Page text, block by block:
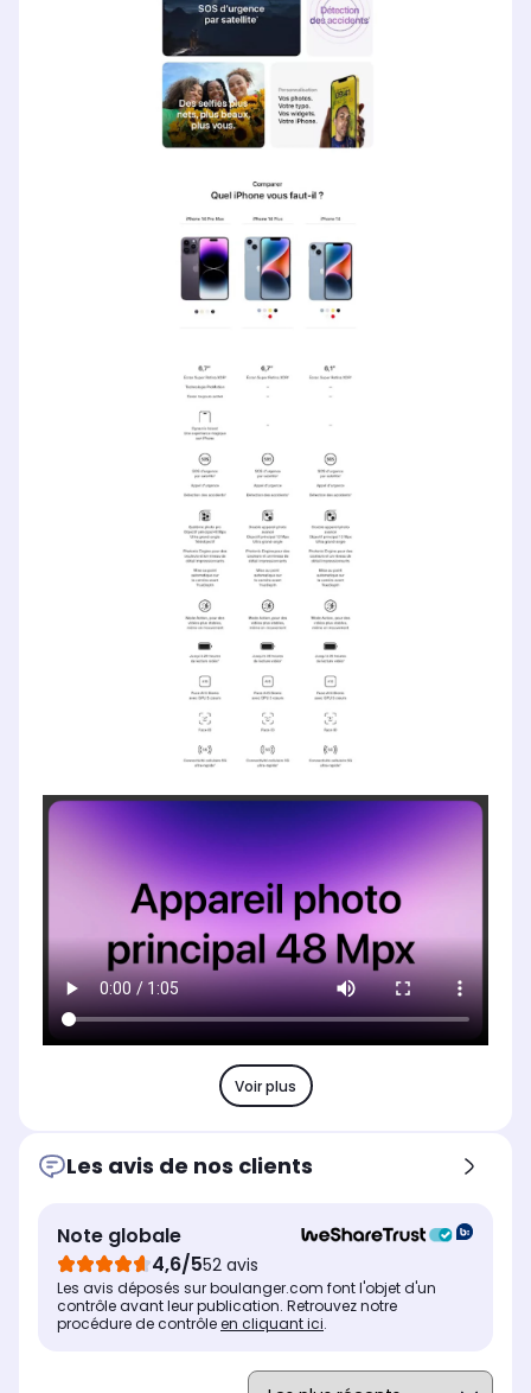
Voir plus
Les avis de nos clients
Note globale
4,6/552 avis
Les avis déposés sur boulanger.com font l'objet d'un
contrôle avant leur publication. Retrouvez notre
procédure de contrôleen cliquant ici.